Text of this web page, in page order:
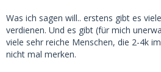
Was ich sagen will.. erstens gibt es
verdienen. Und es gibt (für mich
viele sehr reiche Menschen, die 2-4k
nicht mal merken.